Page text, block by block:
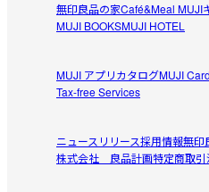
無印良品の家Café&Meal MUJI
MUJI BOOKSMUJI HOTEL
MUJI アプリカタログMUJI Card
Tax-free Services
ニュースリリース採用情報無印
株式会社 良品計画特定商取